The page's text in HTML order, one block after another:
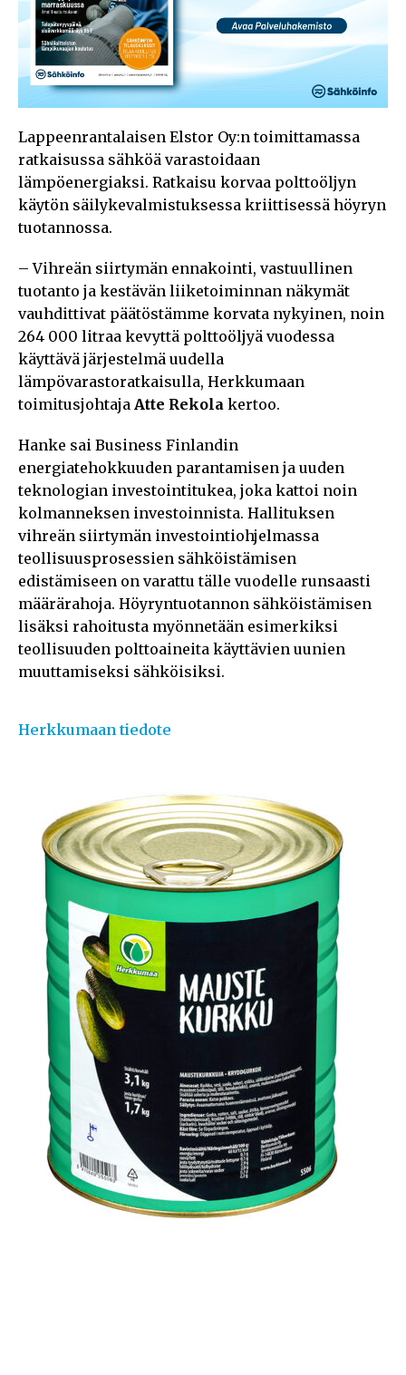
Lappeenrantalaisen Elstor Oy:n toimittamassa
ratkaisussa sähköä varastoidaan
lämpöenergiaksi. Ratkaisu korvaa polttoöljyn
käytön säilykevalmistuksessa kriittisessä höyryn
tuotannossa.
– Vihreän siirtymän ennakointi, vastuullinen
tuotanto ja kestävän liiketoiminnan näkymät
vauhdittivat päätöstämme korvata nykyinen, noin
264 000 litraa kevyttä polttoöljyä vuodessa
käyttävä järjestelmä uudella
lämpövarastoratkaisulla, Herkkumaan
toimitusjohtaja Atte Rekola kertoo.
Hanke sai Business Finlandin
energiatehokkuuden parantamisen ja uuden
teknologian investointitukea, joka kattoi noin
kolmanneksen investoinnista. Hallituksen
vihreän siirtymän investointiohjelmassa
teollisuusprosessien sähköistämisen
edistämiseen on varattu tälle vuodelle runsaasti
määrärahoja. Höyryntuotannon sähköistämisen
lisäksi rahoitusta myönnetään esimerkiksi
teollisuuden polttoaineita käyttävien uunien
muuttamiseksi sähköisiksi.
Herkkumaan tiedote